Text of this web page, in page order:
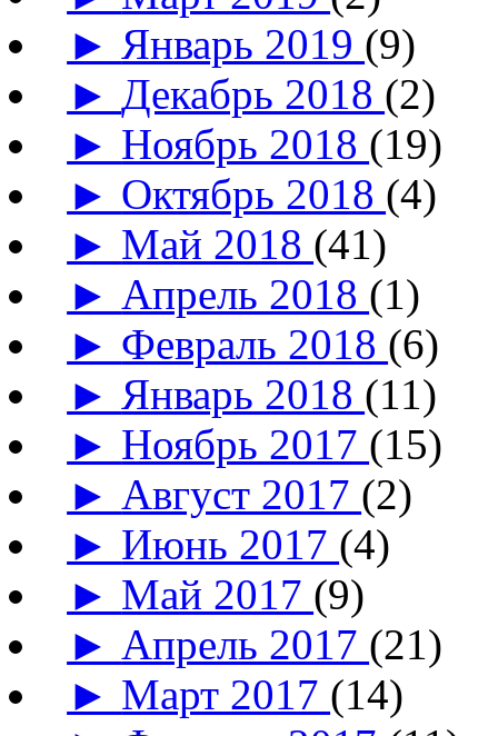
► Январь 2019 (9)
►Декабрь 2018 (2)
► Ноябрь 2018 (19)
► Октябрь 2018 (4)
► Май 2018 (41)
► Апрель 2018 (1)
► Февраль 2018 (6)
► Январь 2018 (11)
► Ноябрь 2017 (15)
► Август 2017 (2)
► Июнь 2017 (4)
► Май 2017 (9)
► Апрель 2017 (21)
► Март 2017 (14)